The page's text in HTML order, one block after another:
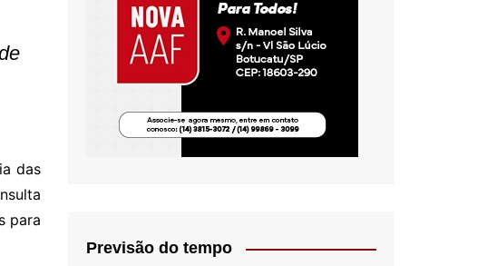
D’Ambrosio- Crítica
Ramos
Pinho
das
para
Previsão do tempo